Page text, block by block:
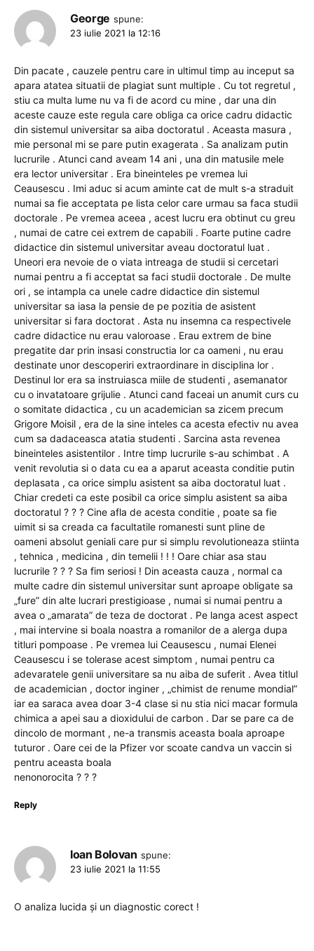
George spune:
23 iulie 2021 la 12:16
Din pacate , cauzele pentru care in ultimul timp au inceput sa
apara atatea situatii de plagiat sunt multiple . Cu tot regretul ,
stiu ca multa lume nu va fi de acord cu mine , dar una din
aceste cauze este regula care obliga ca orice cadru didactic
din sistemul universitar sa aiba doctoratul . Aceasta masura ,
mie personal mi se pare putin exagerata . Sa analizam putin
lucrurile . Atunci cand aveam 14 ani , una din matusile mele
era lector universitar . Era bineinteles pe vremea lui
Ceausescu . Imi aduc si acum aminte cat de mult s-a straduit
numai sa fie acceptata pe lista celor care urmau sa faca studii
doctorale . Pe vremea aceea , acest lucru era obtinut cu greu
, numai de catre cei extrem de capabili . Foarte putine cadre
didactice din sistemul universitar aveau doctoratul luat .
Uneori era nevoie de o viata intreaga de studii si cercetari
numai pentru a fi acceptat sa faci studii doctorale . De multe
ori , se intampla ca unele cadre didactice din sistemul
universitar sa iasa la pensie de pe pozitia de asistent
universitar si fara doctorat . Asta nu insemna ca respectivele
cadre didactice nu erau valoroase . Erau extrem de bine
pregatite dar prin insasi constructia lor ca oameni , nu erau
destinate unor descoperiri extraordinare in disciplina lor .
Destinul lor era sa instruiasca miile de studenti , asemanator
cu o invatatoare grijulie . Atunci cand faceai un anumit curs cu
o somitate didactica , cu un academician sa zicem precum
Grigore Moisil , era de la sine inteles ca acesta efectiv nu avea
cum sa dadaceasca atatia studenti . Sarcina asta revenea
bineinteles asistentilor . Intre timp lucrurile s-au schimbat . A
venit revolutia si o data cu ea a aparut aceasta conditie putin
deplasata , ca orice simplu asistent sa aiba doctoratul luat .
Chiar credeti ca este posibil ca orice simplu asistent sa aiba
doctoratul ? ? ? Cine afla de acesta conditie , poate sa fie
uimit si sa creada ca facultatile romanesti sunt pline de
oameni absolut geniali care pur si simplu revolutioneaza stiinta
, tehnica , medicina , din temelii ! ! ! Oare chiar asa stau
lucrurile ? ? ? Sa fim seriosi ! Din aceasta cauza , normal ca
multe cadre din sistemul universitar sunt aproape obligate sa
„fure” din alte lucrari prestigioase , numai si numai pentru a
avea o „amarata” de teza de doctorat . Pe langa acest aspect
, mai intervine si boala noastra a romanilor de a alerga dupa
titluri pompoase . Pe vremea lui Ceausescu , numai Elenei
Ceausescu i se tolerase acest simptom , numai pentru ca
adevaratele genii universitare sa nu aiba de suferit . Avea titlul
de academician , doctor inginer , „chimist de renume mondial”
iar ea saraca avea doar 3-4 clase si nu stia nici macar formula
chimica a apei sau a dioxidului de carbon . Dar se pare ca de
dincolo de mormant , ne-a transmis aceasta boala aproape
tuturor . Oare cei de la Pfizer vor scoate candva un vaccin si
pentru aceasta boala
nenonorocita ? ? ?
Reply
Ioan Bolovan spune:
23 iulie 2021 la 11:55
O analiza lucida și un diagnostic corect !